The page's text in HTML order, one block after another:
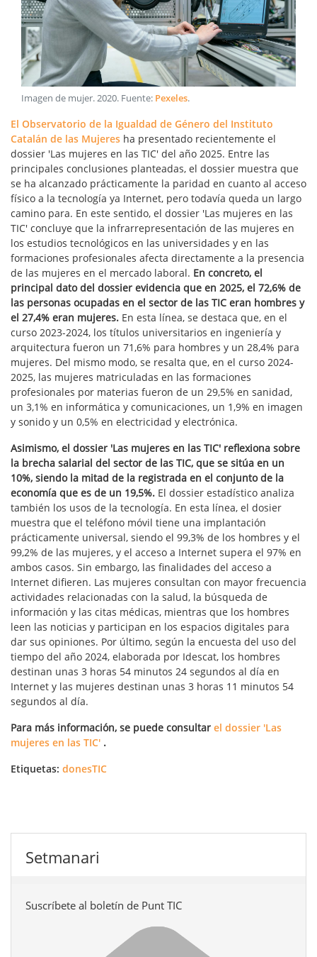
Imagen de mujer.2020. Fuente: Pexeles.
El Observatorio de la Igualdad de Género del Instituto
Catalán de las Mujeres ha presentado recientemente el
dossier 'Las mujeres en las TIC' del año 2025. Entre las
principales conclusiones planteadas, el dossier muestra que
se ha alcanzado prácticamente la paridad en cuanto al acceso
físico a la tecnología ya Internet, pero todavía queda un largo
camino para. En este sentido, el dossier 'Las mujeres en las
TIC' concluye que la infrarrepresentación de las mujeres en
los estudios tecnológicos en las universidades y en las
formaciones profesionales afecta directamente a la presencia
de las mujeres en el mercado laboral. En concreto, el
principal dato del dossier evidencia que en 2025, el 72,6% de
las personas ocupadas en el sector de las TIC eran hombres y
el 27,4% eran mujeres. En esta línea, se destaca que, en el
curso 2023-2024, los títulos universitarios en ingeniería y
arquitectura fueron un 71,6% para hombres y un 28,4% para
mujeres. Del mismo modo, se resalta que, en el curso 2024-
2025, las mujeres matriculadas en las formaciones
profesionales por materias fueron de un 29,5% en sanidad,
un 3,1% en informática y comunicaciones, un 1,9% en imagen
y sonido y un 0,5% en electricidad y electrónica.
Asimismo, el dossier 'Las mujeres en las TIC' reflexiona sobre
la brecha salarial del sector de las TIC, que se sitúa en un
10%, siendo la mitad de la registrada en el conjunto de la
economía que es de un 19,5%. El dossier estadístico analiza
también los usos de la tecnología. En esta línea, el dosier
muestra que el teléfono móvil tiene una implantación
prácticamente universal, siendo el 99,3% de los hombres y el
99,2% de las mujeres, y el acceso a Internet supera el 97% en
ambos casos. Sin embargo, las finalidades del acceso a
Internet difieren. Las mujeres consultan con mayor frecuencia
actividades relacionadas con la salud, la búsqueda de
información y las citas médicas, mientras que los hombres
leen las noticias y participan en los espacios digitales para
dar sus opiniones. Por último, según la encuesta del uso del
tiempo del año 2024, elaborada por Idescat, los hombres
destinan unas 3 horas 54 minutos 24 segundos al día en
Internet y las mujeres destinan unas 3 horas 11 minutos 54
segundos al día.
Para más información, se puede consultar el dossier 'Las
mujeres en las TIC' .
Etiquetas: donesTIC
Setmanari
Suscríbete al boletín de Punt TIC